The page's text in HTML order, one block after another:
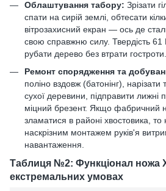
Облаштування табору: Зрізати
спати на сирій землі, обтесати
вітрозахисний екран — ось де
свою справжню силу. Твердість
рубати дерево без втрати гостроти.
Ремонт спорядження та
поліно вздовж (батонінг), нарізати
сухої деревини, підправити лижні
міцний брезент. Якщо фабричний
зламатися в районі хвостовика,
наскрізним монтажем руків'я
навантаження.
Таблиця №2: Функціонал ножа
екстремальних умовах